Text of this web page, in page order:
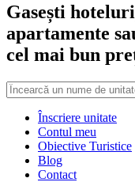
Gasești
apartamente
cel mai bun
Înscriere unitate
Contul meu
Obiective Turistice
Blog
Contact